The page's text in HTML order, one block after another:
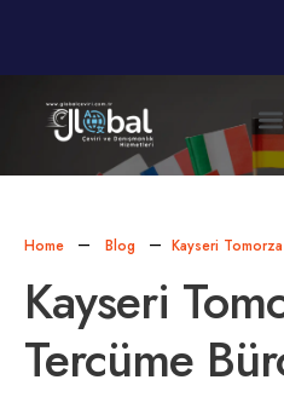
Home Blog Kayseri
Kayseri
Tercüme